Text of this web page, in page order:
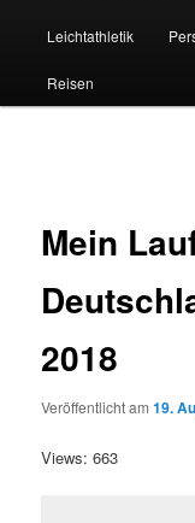
Leichtathletik
Reisen
Mein
2018
Veröffentlicht am19.
Views: 663